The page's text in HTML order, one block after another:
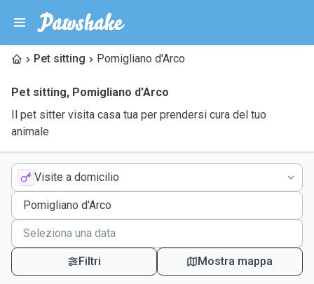
Pet sitting Pomigliano d'Arco
Pet sitting, Pomigliano d'Arco
Il pet sitter visita casa tua per prendersi cura del tuo
animale
Visite a domicilio
Filtri Mostra mappa